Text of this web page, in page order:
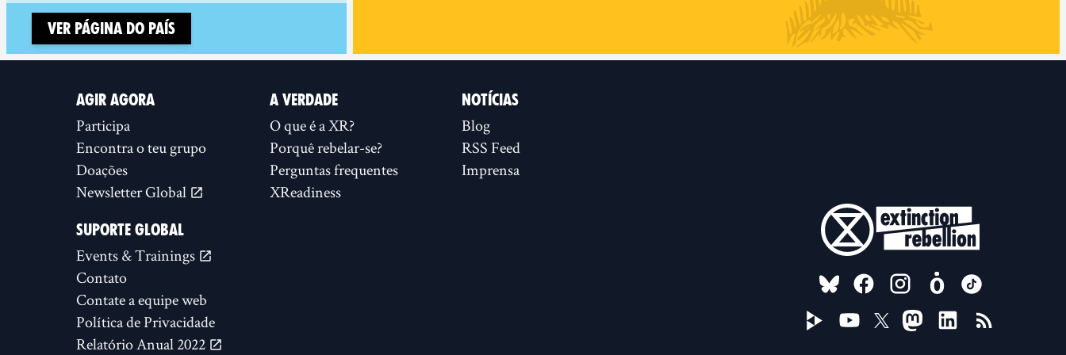
Ver página do país
AGIR AGORA
Participa
Encontra o teu grupo
Doações
Newsletter Global
A VERDADE
O que é a XR?
Porquê rebelar-se?
Perguntas frequentes
XReadiness
NOTÍCIAS
Blog
RSS Feed
Imprensa
SUPORTE GLOBAL
Events & Trainings
Contato
Contate a equipe web
Política de Privacidade
Relatório Anual 2022
FOLLOW US ON